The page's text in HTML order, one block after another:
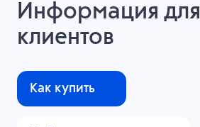
Информация для
клиентов
Как купить